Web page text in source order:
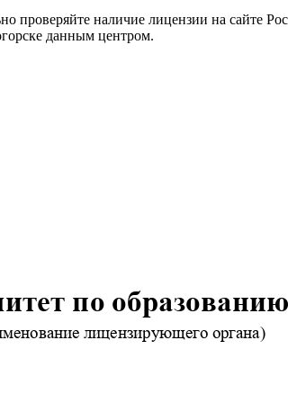
проверяйте наличие лицензии на сайте
данным центром.